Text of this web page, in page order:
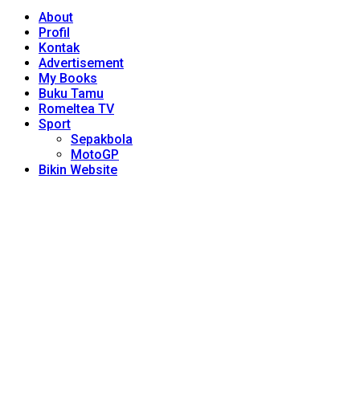
About
Profil
Kontak
Advertisement
My Books
Buku Tamu
Romeltea TV
Sport
Sepakbola
MotoGP
Bikin Website